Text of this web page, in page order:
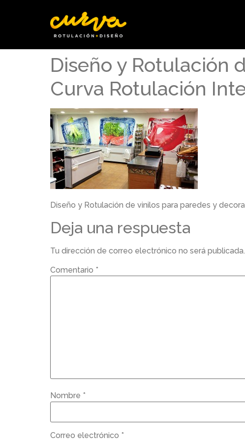
Diseño y Rotulación
Curva Rotulación
Diseño y Rotulación de vinilos para paredes y
Deja una respuesta
Tu dirección de correo electrónico no será publicada.
Comentario *
Nombre *
Correo electrónico *